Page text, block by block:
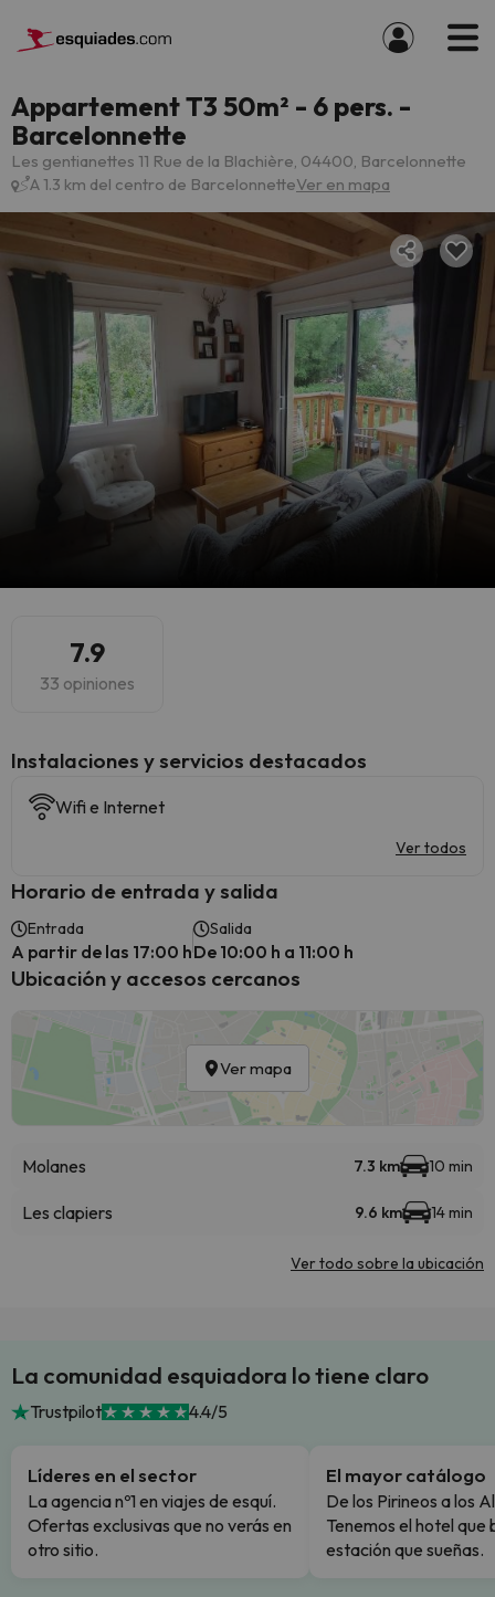
Appartement T3 50m² - 6 pers. -
Barcelonnette
Les gentianettes 11 Rue de la Blachière, 04400, Barcelonnette
A 1.3 km del centro de BarcelonnetteVer en mapa
7.9
33 opiniones
Instalaciones y servicios destacados
Wifi e Internet
Ver todos
Horario de entrada y salida
Entrada
A partir de las 17:00 h
Salida
De 10:00 h a 11:00 h
Ubicación y accesos cercanos
Ver mapa
Molanes 7.3 km 10 min
Les clapiers 9.6 km 14 min
Ver todo sobre la ubicación
La comunidad esquiadora lo tiene claro
Trustpilot 4.4/5
Líderes en el sector
La agencia nº1 en viajes de esquí.
Ofertas exclusivas que no verás en
otro sitio.
El mayor catálogo
De los Pirineos a los
Tenemos el hotel que
estación que sueñas.